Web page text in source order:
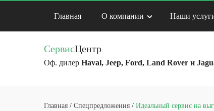
Главная О компании Наши
СервисЦентр
Оф. дилер Haval, Jeep, Ford, Land Rover и
Главная / Спецпредложения / Идеальный сервис на